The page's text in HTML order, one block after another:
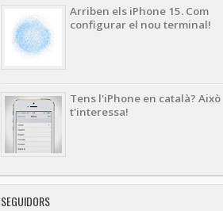
Arriben els iPhone 15. Com
configurar el nou terminal!
Tens l'iPhone en català? Això
t'interessa!
SEGUIDORS